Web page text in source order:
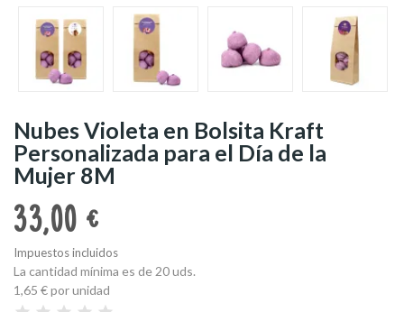
Nubes Violeta en Bolsita Kraft
Personalizada para el Día de la
Mujer 8M
33,00 €
Impuestos incluidos
La cantidad mínima es de 20 uds.
1,65 €por unidad